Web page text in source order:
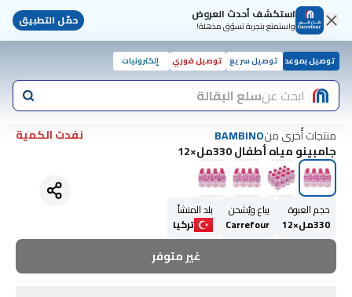
استكشف أحدث العروض
واستمتع بتجربة تسوّق مذهلة! حمّل التطبيق
توصيل بموعد توصيل سريع توصيل فوري إلكترونيات
ابحث عنسلع البقالة
منتجات أُخرى منBAMBINO
نفدت الكمية
جامبينو مياه أطفال 330مل×12
حجم العبوة
330مل×12
يباع ويُشحن
Carrefour
بلد المنشأ
تركيا
غير متوفر